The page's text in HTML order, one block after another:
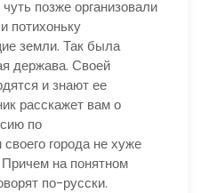
позже организовали
потихоньку
земли. Так была
держава. Своей
и знают ее
расскажет вам о
по
города не хуже
на понятном
по-русски.